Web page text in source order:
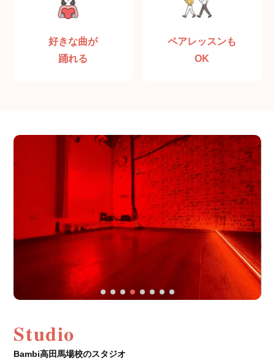
好きな曲が
踊れる
ペアレッスンも
OK
Studio
Bambi高田馬場校のスタジオ